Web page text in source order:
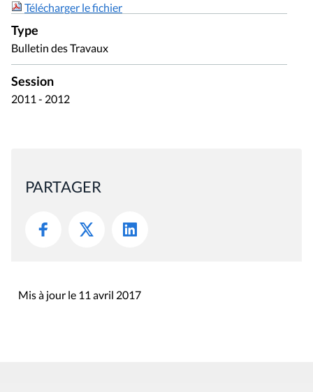
Télécharger le fichier
Type
Bulletin des Travaux
Session
2011 - 2012
PARTAGER
Mis à jour le 11 avril 2017